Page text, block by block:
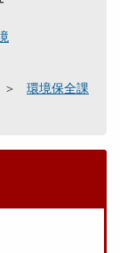
環境保全課